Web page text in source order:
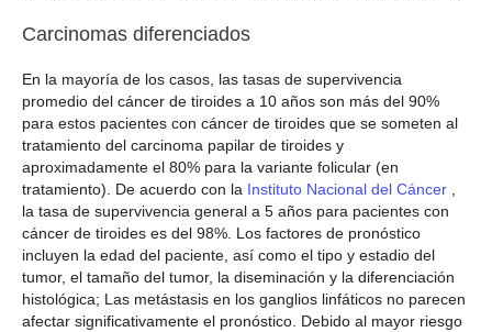
Carcinomas diferenciados
En la mayoría de los casos, las tasas de supervivencia
promedio del cáncer de tiroides a 10 años son más del 90%
para estos pacientes con cáncer de tiroides que se someten al
tratamiento del carcinoma papilar de tiroides y
aproximadamente el 80% para la variante folicular (en
tratamiento). De acuerdo con la Instituto Nacional del Cáncer
la tasa de supervivencia general a 5 años para pacientes con
cáncer de tiroides es del 98%. Los factores de pronóstico
incluyen la edad del paciente, así como el tipo y estadio del
tumor, el tamaño del tumor, la diseminación y la diferenciación
histológica; Las metástasis en los ganglios linfáticos no parecen
afectar significativamente el pronóstico. Debido al mayor riesgo